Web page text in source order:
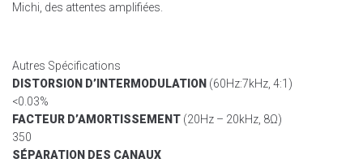
Michi, des attentes amplifiées.
Autres Spécifications
DISTORSION D’INTERMODULATION (60Hz:7kHz, 4:1)
<0.03%
FACTEUR D’AMORTISSEMENT (20Hz – 20kHz, 8Ω)
350
SÉPARATION DES CANAUX